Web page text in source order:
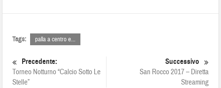
Tags: palla a centro e...
Precedente:
Torneo Notturno “Calcio Sotto Le
Stelle”
Successivo
San Rocco 2017 – Diretta
Streaming